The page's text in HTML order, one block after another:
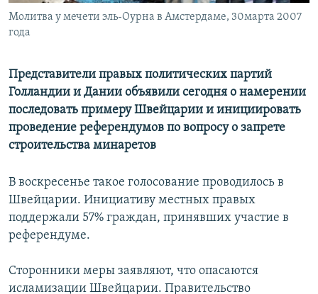
AZADLIQRADIOSU MOBIL TELEFONUNUZDA
XƏBƏR BÜLLETENLƏRIMIZ
RFE/RL-in bütün saytları
Молитва у мечети эль-Оурна в Амстердаме, 30марта 2007
года
Представители правых политических партий
Голландии и Дании объявили сегодня о намерении
последовать примеру Швейцарии и инициировать
проведение референдумов по вопросу о запрете
строительства минаретов
В воскресенье такое голосование проводилось в
Швейцарии. Инициативу местных правых
поддержали 57% граждан, принявших участие в
референдуме.
Сторонники меры заявляют, что опасаются
исламизации Швейцарии. Правительство